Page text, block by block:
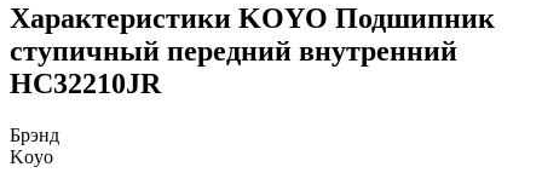
Характеристики KOYO Подшипник
ступичный передний внутренний
HC32210JR
Брэнд
Koyo